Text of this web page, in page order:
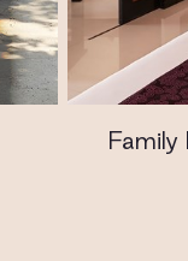
Family